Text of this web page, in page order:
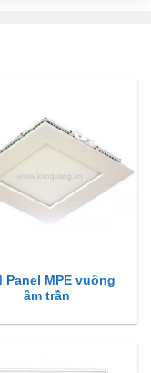
Panel MPE vuông
âm trần